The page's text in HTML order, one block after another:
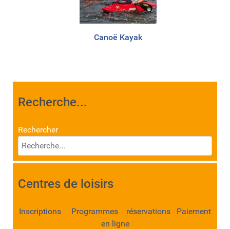
Canoë Kayak
Recherche...
Rechercher
Centres de loisirs
Inscriptions Programmes réservations Paiement
en ligne